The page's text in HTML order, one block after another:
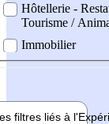
Hôtellerie -
Tourisme /
Immobilier
filtres liés à l'